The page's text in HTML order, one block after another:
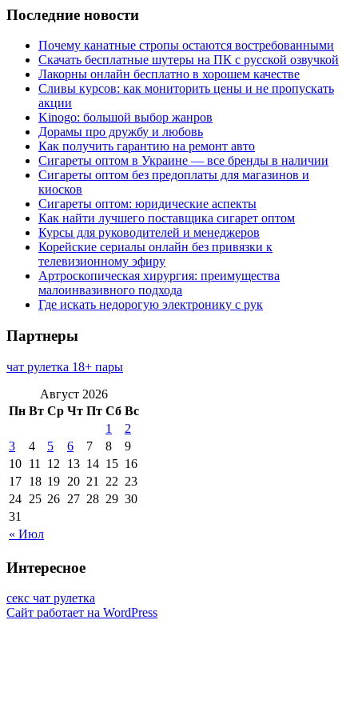
Последние новости
Почему канатные стропы остаются востребованными
Скачать бесплатные шутеры на ПК с русской озвучкой
Лакорны онлайн бесплатно в хорошем качестве
Сливы курсов: как мониторить цены и не пропускать
акции
Kinogo: большой выбор жанров
Дорамы про дружбу и любовь
Как получить гарантию на ремонт авто
Сигареты оптом в Украине — все бренды в наличии
Сигареты оптом без предоплаты для магазинов и
киосков
Сигареты оптом: юридические аспекты
Как найти лучшего поставщика сигарет оптом
Курсы для руководителей и менеджеров
Корейские сериалы онлайн без привязки к
телевизионному эфиру
Артроскопическая хирургия: преимущества
малоинвазивного подхода
Где искать недорогую электронику с рук
Партнеры
чат рулетка 18+ пары
Август 2026
Пн Вт Ср Чт Пт Сб Вс
« Июл
1
2
3
4 5 6 7 8
9
10 11 12 13 14 15 16
17 18 19 20 21 22 23
24 25 26 27 28 29 30
31
Интересное
секс чат рулетка
Сайт работает на WordPress